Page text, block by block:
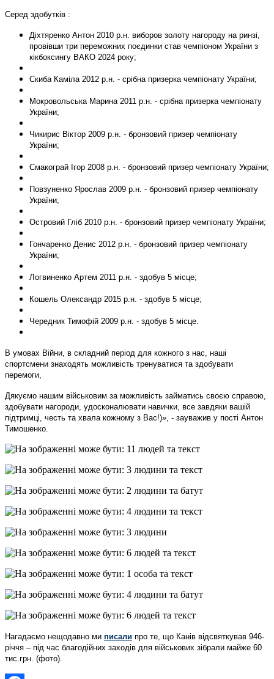
Серед здобутків :
Діхтяренко Антон 2010 р.н. виборов золоту нагороду на ринзі,
провівши три переможних поєдинки став чемпіоном України з
кікбоксингу ВАКО 2024 року;
Скиба Каміла 2012 р.н. - срібна призерка чемпіонату України;
Мокровольська Марина 2011 р.н. - срібна призерка чемпіонату
України;
Чикирис Віктор 2009 р.н. - бронзовий призер чемпіонату
України;
Смакограй Ігор 2008 р.н. - бронзовий призер чемпіонату України;
Повзуненко Ярослав 2009 р.н. - бронзовий призер чемпіонату
України;
Островий Гліб 2010 р.н. - бронзовий призер чемпіонату України;
Гончаренко Денис 2012 р.н. - бронзовий призер чемпіонату
України;
Логвиненко Артем 2011 р.н. - здобув 5 місце;
Кошель Олександр 2015 р.н. - здобув 5 місце;
Чередник Тимофій 2009 р.н. - здобув 5 місце.
В умовах Війни, в складний період для кожного з нас, наші
спортсмени знаходять можливість тренуватися та здобувати
перемоги,
Дякуємо нашим військовим за можливість займатись своєю справою,
здобувати нагороди, удосконалювати навички, все завдяки вашій
підтримці, честь та хвала кожному з Вас!)», - зауважив у пості Антон
Тимошенко.
Нагадаємо нещодавно ми писали про те, що Канів відсвяткував 946-
річчя – під час благодійних заходів для військових зібрали майже 60
тис.грн. (фото).